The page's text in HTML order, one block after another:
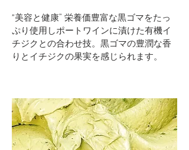
"美容と健康” 栄養価豊富な黒ゴマをたっ
ぷり使用しポートワインに漬けた有機イ
チジクとの合わせ技。黒ゴマの豊潤な香
りとイチジクの果実を感じられます。